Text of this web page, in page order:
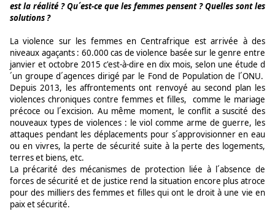
est la réalité ? Qu´est-ce que les femmes pensent ? Quelles sont les
solutions ?
La violence sur les femmes en Centrafrique est arrivée à des
niveaux agaçants : 60.000 cas de violence basée sur le genre entre
janvier et octobre 2015 c'est-à-dire en dix mois, selon une étude d
´un groupe d´agences dirigé par le Fond de Population de l´ONU.
Depuis 2013, les affrontements ont renvoyé au second plan les
violences chroniques contre femmes et filles, comme le mariage
précoce ou l´excision. Au même moment, le conflit a suscité des
nouveaux types de violences : le viol comme arme de guerre, les
attaques pendant les déplacements pour s´approvisionner en eau
ou en vivres, la perte de sécurité suite à la perte des logements,
terres et biens, etc.
La précarité des mécanismes de protection liée à l´absence de
forces de sécurité et de justice rend la situation encore plus atroce
pour des milliers des femmes et filles qui ont le droit à une vie en
paix et sécurité.